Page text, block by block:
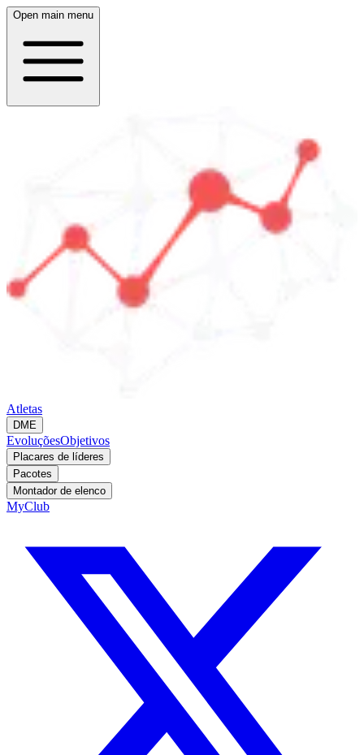
Open main menu
Atletas
DME
EvoluçõesObjetivos
Placares de líderes
Pacotes
Montador de elenco
MyClub